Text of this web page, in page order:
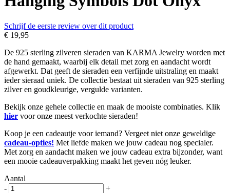
Schrijf de eerste review over dit product
€ 19,95
De 925 sterling zilveren sieraden van KARMA Jewelry worden met
de hand gemaakt, waarbij elk detail met zorg en aandacht wordt
afgewerkt. Dat geeft de sieraden een verfijnde uitstraling en maakt
ieder sieraad uniek. De collectie bestaat uit sieraden van 925 sterling
zilver en goudkleurige, vergulde varianten.
Bekijk onze gehele collectie en maak de mooiste combinaties. Klik
hier voor onze meest verkochte sieraden!
Koop je een cadeautje voor iemand? Vergeet niet onze geweldige
cadeau-opties! Met liefde maken we jouw cadeau nog specialer.
Met zorg en aandacht maken we jouw cadeau extra bijzonder, want
een mooie cadeauverpakking maakt het geven nóg leuker.
Aantal
-
+